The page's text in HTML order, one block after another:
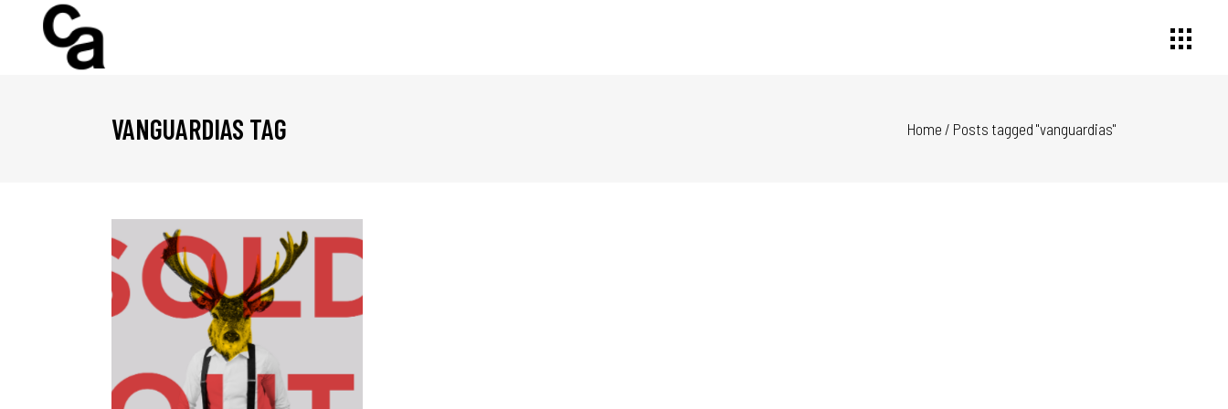
VANGUARDIAS TAG Home / Posts tagged "vanguardias"